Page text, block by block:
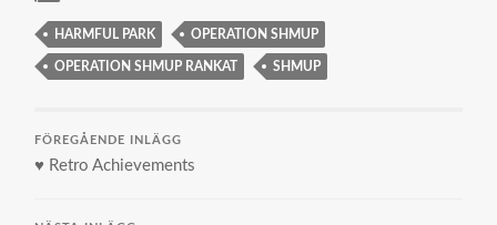
HARMFUL PARK OPERATION SHMUP
OPERATION SHMUP RANKAT SHMUP
FÖREGÅENDE INLÄGG
♥ Retro Achievements